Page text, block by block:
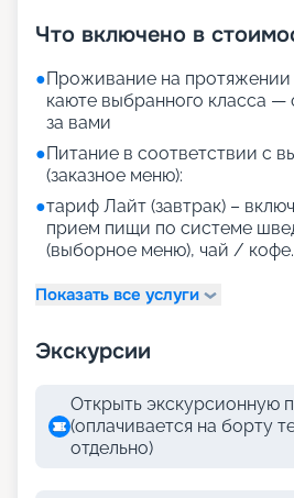
Что включено в
●Проживание на протяжении
каюте выбранного класса —
за вами
●Питание в соответствии с
(заказное меню):
●тариф Лайт (завтрак) –
прием пищи по системе
(выборное меню), чай / кофе.
Показать все услуги
Экскурсии
Открыть экскурсионную
(оплачивается на борту
отдельно)